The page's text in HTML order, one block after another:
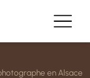
en Alsace